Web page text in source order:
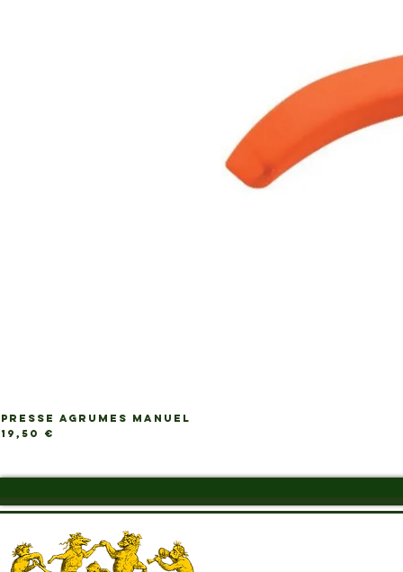
PRESSE AGRUMES MANUEL
Prix
19,50 €